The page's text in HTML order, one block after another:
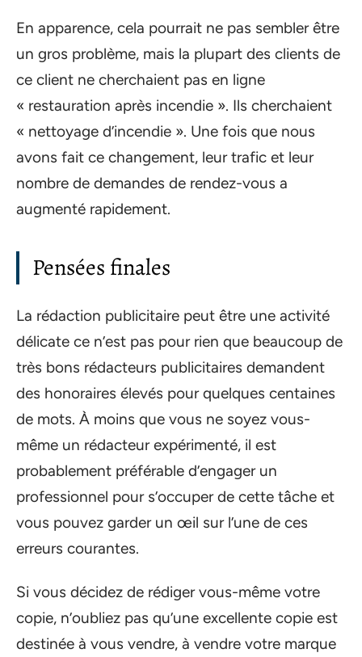
En apparence, cela pourrait ne pas sembler être
un gros problème, mais la plupart des clients de
ce client ne cherchaient pas en ligne
« restauration après incendie ». Ils cherchaient
« nettoyage d’incendie ». Une fois que nous
avons fait ce changement, leur trafic et leur
nombre de demandes de rendez-vous a
augmenté rapidement.
Pensées finales
La rédaction publicitaire peut être une activité
délicate ce n’est pas pour rien que beaucoup de
très bons rédacteurs publicitaires demandent
des honoraires élevés pour quelques centaines
de mots. À moins que vous ne soyez vous-
même un rédacteur expérimenté, il est
probablement préférable d’engager un
professionnel pour s’occuper de cette tâche et
vous pouvez garder un œil sur l’une de ces
erreurs courantes.
Si vous décidez de rédiger vous-même votre
copie, n’oubliez pas qu’une excellente copie est
destinée à vous vendre, à vendre votre marque